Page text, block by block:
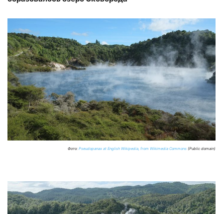
Фото: Pseudopanax at English Wikipedia, from Wikimedia Commons (Public domain)